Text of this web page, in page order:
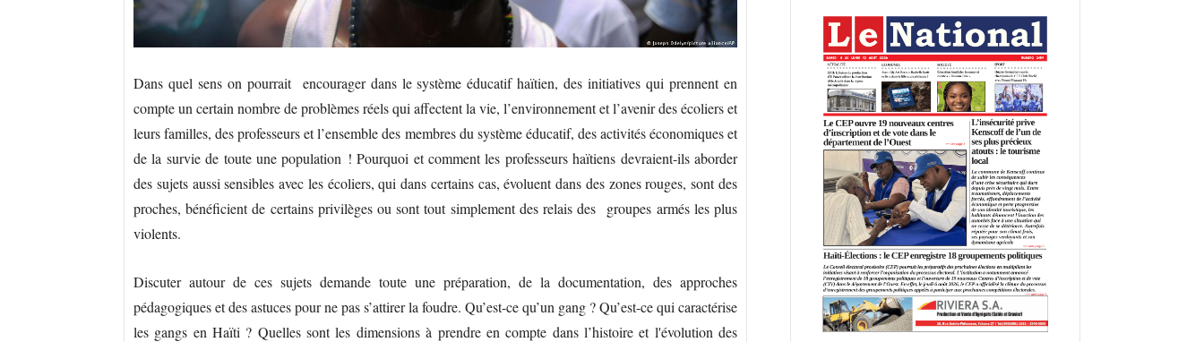
Dans quel sens on pourrait encourager dans le système éducatif haïtien, des initiatives qui prennent en
compte un certain nombre de problèmes réels qui affectent la vie, l’environnement et l’avenir des écoliers et
leurs familles, des professeurs et l’ensemble des membres du système éducatif, des activités économiques et
de la survie de toute une population ! Pourquoi et comment les professeurs haïtiens devraient-ils aborder
des sujets aussi sensibles avec les écoliers, qui dans certains cas, évoluent dans des zones rouges, sont des
proches, bénéficient de certains privilèges ou sont tout simplement des relais des groupes armés les plus
violents.
Discuter autour de ces sujets demande toute une préparation, de la documentation, des approches
pédagogiques et des astuces pour ne pas s’attirer la foudre. Qu’est-ce qu’un gang ? Qu’est-ce qui caractérise
les gangs en Haïti ? Quelles sont les dimensions à prendre en compte dans l’histoire et l'évolution des